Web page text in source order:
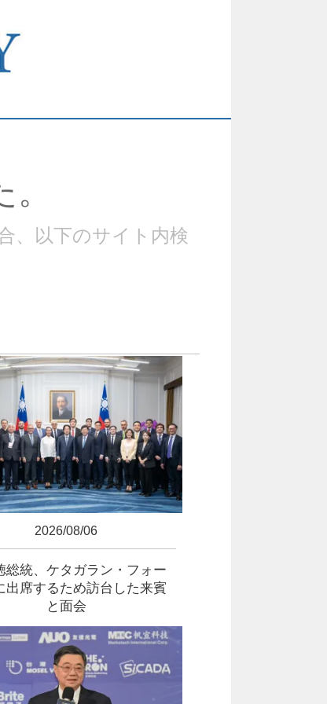
、以下のサイト内検
2026/08/06
総統、ケタガラン・フォー
出席するため訪台した来賓
と面会